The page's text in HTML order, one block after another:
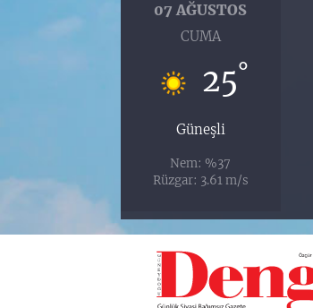
07 AĞUSTOS
CUMA
25°
Güneşli
Nem: %37
Rüzgar: 3.61 m/s